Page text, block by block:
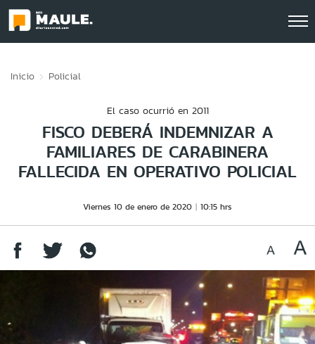
Inicio Policial
El caso ocurrió en 2011
FISCO DEBERÁ INDEMNIZAR A
FAMILIARES DE CARABINERA
FALLECIDA EN OPERATIVO POLICIAL
Viernes 10 de enero de 2020 10:15 hrs